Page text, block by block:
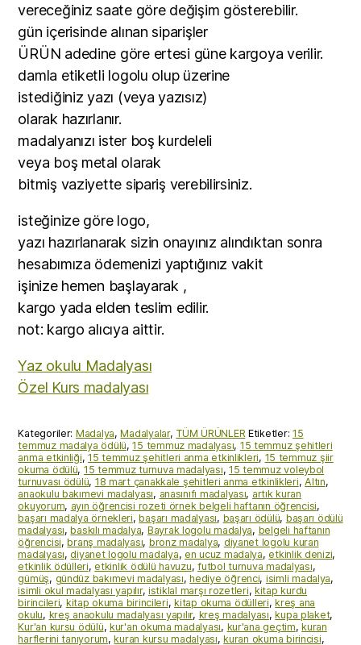
vereceğiniz saate göre değişim gösterebilir.
gün içerisinde alınan siparişler
ÜRÜN adedine göre ertesi güne kargoya verilir.
damla etiketli logolu olup üzerine
istediğiniz yazı (veya yazısız)
olarak hazırlanır.
madalyanızı ister boş kurdeleli
veya boş metal olarak
bitmiş vaziyette sipariş verebilirsiniz.
isteğinize göre logo,
yazı hazırlanarak sizin onayınız alındıktan sonra
hesabımıza ödemenizi yaptığınız vakit
işinize hemen başlayarak ,
kargo yada elden teslim edilir.
not: kargo alıcıya aittir.
Yaz okulu Madalyası
Özel Kurs madalyası
Kategoriler: Madalya,Madalyalar, TÜM ÜRÜNLER Etiketler:15
temmuz madalya ödülü,15 temmuz madalyası, 15 temmuz şehitleri
anma etkinliği,15 temmuz şehitleri anma etkinlikleri, 15 temmuz şiir
okuma ödülü, 15 temmuz turnuva madalyası,15 temmuz voleybol
turnuvası ödülü, 18 mart çanakkale şehitleri anma etkinlikleri,Altın,
anaokulu bakımevi madalyası, anasınıfı madalyası, artık kuran
okuyorum, ayın öğrencisi rozeti örnek belgeli haftanın öğrencisi,
başarı madalya örnekleri,başarı madalyası, başarı ödülü, başarı ödülü
madalyası,baskılı madalya, Bayrak logolu madalya, belgeli haftanın
öğrencisi,branş madalyası, bronz madalya, diyanet logolu kuran
madalyası,diyanet logolu madalya, en ucuz madalya,etkinlik denizi,
etkinlik ödülleri,etkinlik ödülü havuzu,futbol turnuva madalyası,
gümüş, gündüz bakımevi madalyası,hediye öğrenci, isimli madalya,
isimli okul madalyası yapılır,istiklal marşı rozetleri,kitap kurdu
birincileri, kitap okuma birincileri,kitap okuma ödülleri,kreş ana
okulu, kreş anaokulu madalyası yapılır, kreş madalyası,kupa plaket,
Kur'an kursu ödülü, kur'an okuma madalyası, kur'ana geçtim,kuran
harflerini tanıyorum,kuran kursu madalyası,kuran okuma birincisi,